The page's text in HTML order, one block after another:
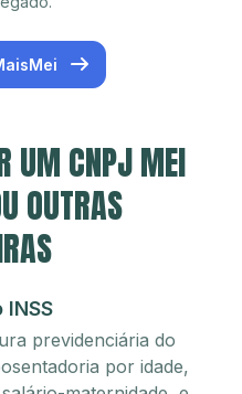
UM CNPJ MEI
OUTRAS
previdenciária do
por idade,